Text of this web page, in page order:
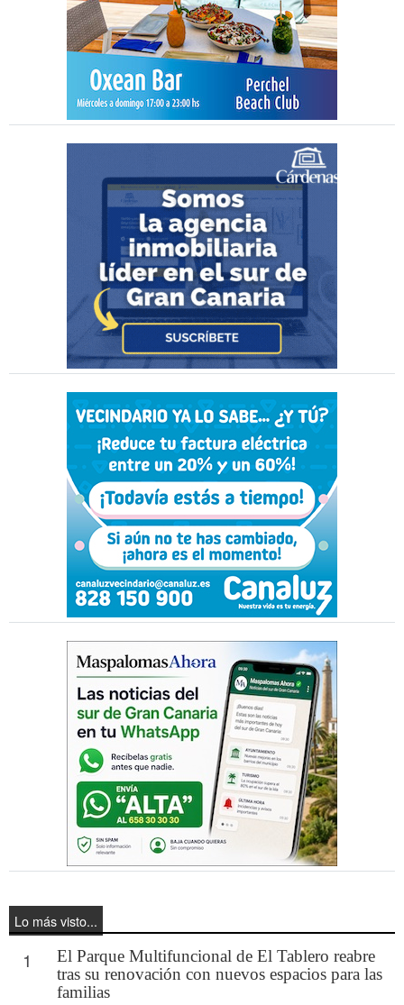
Lo más visto...
1
El Parque Multifuncional de El Tablero reabre
tras su renovación con nuevos espacios para las
familias